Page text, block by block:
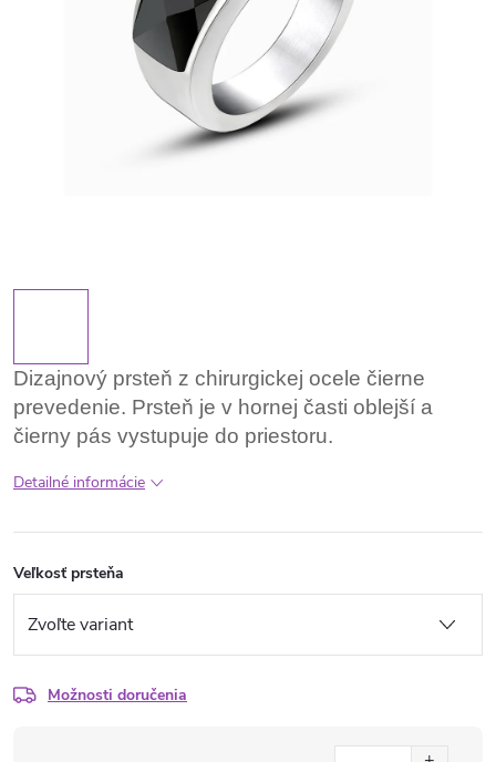
Dizajnový prsteň z chirurgickej ocele čierne
prevedenie. Prsteň je v hornej časti oblejší a
čierny pás vystupuje do priestoru.
Detailné informácie
Veľkosť prsteňa
Možnosti doručenia